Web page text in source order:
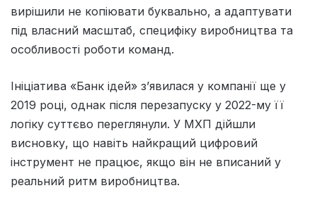
вирішили не копіювати буквально, а адаптувати
під власний масштаб, специфіку виробництва та
особливості роботи команд.
Ініціатива «Банк ідей» з’явилася у компанії ще у
2019 році, однак після перезапуску у 2022-му її
логіку суттєво переглянули. У МХП дійшли
висновку, що навіть найкращий цифровий
інструмент не працює, якщо він не вписаний у
реальний ритм виробництва.